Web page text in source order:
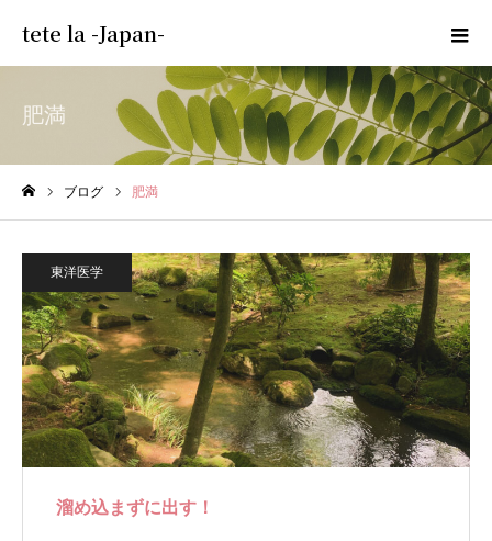
tete la -Japan-
肥満
ブログ 肥満
東洋医学
溜め込まずに出す！